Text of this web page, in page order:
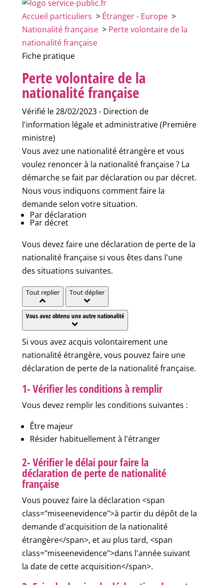
Accueil particuliers > Étranger - Europe >
Nationalité française > Perte volontaire de la
nationalité française
Fiche pratique
Perte volontaire de la
nationalité française
Vérifié le 28/02/2023 - Direction de
l'information légale et administrative (Première
ministre)
Vous avez une nationalité étrangère et vous
voulez renoncer à la nationalité française ? La
démarche se fait par déclaration ou par décret.
Nous vous indiquons comment faire la
demande selon votre situation.
Par déclaration
Par décret
Vous devez faire une déclaration de perte de la
nationalité française si vous êtes dans l'une
des situations suivantes.
Tout replier Tout déplier
Vous avez obtenu une autre nationalité
Si vous avez acquis volontairement une
nationalité étrangère, vous pouvez faire une
déclaration de perte de la nationalité française.
1- Vérifier les conditions à remplir
Vous devez remplir les conditions suivantes :
Être majeur
Résider habituellement à l'étranger
2- Vérifier le délai pour faire la
déclaration de perte de nationalité
française
Vous pouvez faire la déclaration <span
class="miseenevidence">à partir du dépôt de la
demande d'acquisition de la nationalité
étrangère</span>, et au plus tard, <span
class="miseenevidence">dans l'année suivant
la date de cette acquisition</span>.